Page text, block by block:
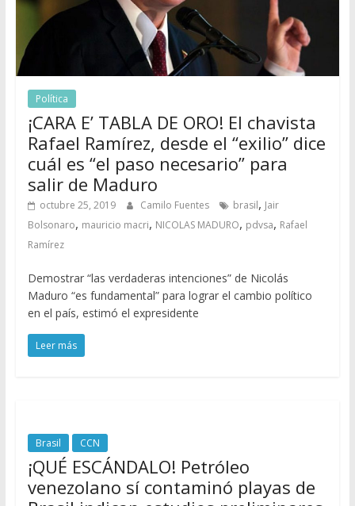
Política
¡CARA E’ TABLA DE ORO! El chavista
Rafael Ramírez, desde el “exilio” dice
cuál es “el paso necesario” para
salir de Maduro
octubre 25, 2019 Camilo Fuentes brasil, Jair
Bolsonaro, mauricio macri, NICOLAS MADURO, pdvsa, Rafael
Ramírez
Demostrar “las verdaderas intenciones” de Nicolás
Maduro “es fundamental” para lograr el cambio político
en el país, estimó el expresidente
Leer más
Brasil CCN
¡QUÉ ESCÁNDALO! Petróleo
venezolano sí contaminó playas de